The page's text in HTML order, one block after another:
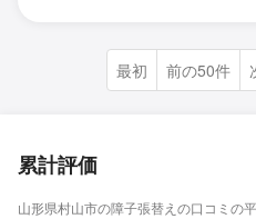
最初 前の50件
累計評価
山形県村山市の障子張替えの口コミの